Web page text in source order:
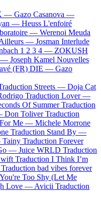
— Gazo Casanova —
— Heuss L'enfoiré
— Werenoi Meuda
— Josman Interlude
1 2 3 4 — ZOKUSH
— Joseph Kamel Nouvelles
(FR) DIE — Gazo
Streets — Doja Cat
Traduction Lover —
Of Summer Traduction
Don Toliver Traduction
For Me — Michele Morrone
Traduction Stand By —
Tainy Traduction Forever
— Juice WRLD Traduction
Traduction I Think I’m
Traduction bad vibes forever
Too Shy (Let Me
Love — Avicii Traduction